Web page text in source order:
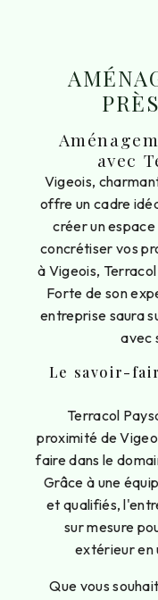
avec
Vigeois,
offre un cadre
créer un
concrétiser vos
à Vigeois,
Forte de son
entreprise saura
avec
Le savoir-
Terracol
proximité de
faire dans le
Grâce à une
et qualifiés,
sur mesure
extérieur en
Que vous